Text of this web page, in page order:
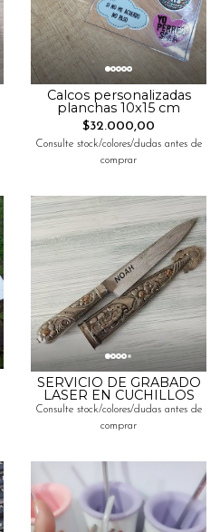
Calcos personalizadas
planchas 10x15 cm
$32.000,00
Consulte stock/colores/dudas antes de
comprar
SERVICIO DE GRABADO
LASER EN CUCHILLOS
Consulte stock/colores/dudas antes de
comprar